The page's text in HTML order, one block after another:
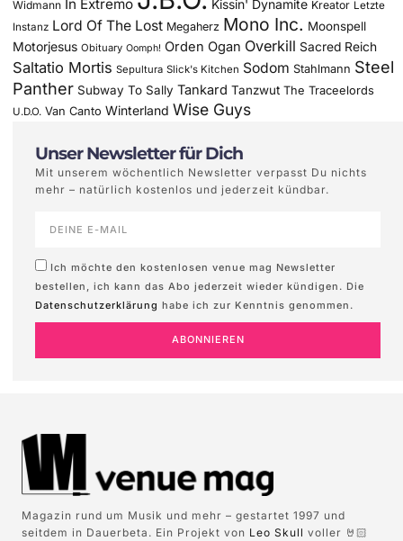
Widmann In Extremo Kissin' Dynamite Kreator Letzte
Instanz Lord Of The Lost Megaherz Mono Inc. Moonspell
Motorjesus Obituary Oomph! Orden Ogan Overkill Sacred Reich
Saltatio Mortis Sepultura Slick's Kitchen Sodom Stahlmann Steel
Panther Subway To Sally Tankard Tanzwut The Traceelords
U.D.O. Van Canto Winterland Wise Guys
Unser Newsletter für Dich
Mit unserem wöchentlich Newsletter verpasst Du nichts
mehr – natürlich kostenlos und jederzeit kündbar.
Ich möchte den kostenlosen venue mag Newsletter
bestellen, ich kann das Abo jederzeit wieder kündigen. Die
Datenschutzerklärung habe ich zur Kenntnis genommen.
ABONNIEREN
Magazin rund um Musik und mehr – gestartet 1997 und
seitdem in Dauerbeta. Ein Projekt von Leo Skull voller 🤘🏻